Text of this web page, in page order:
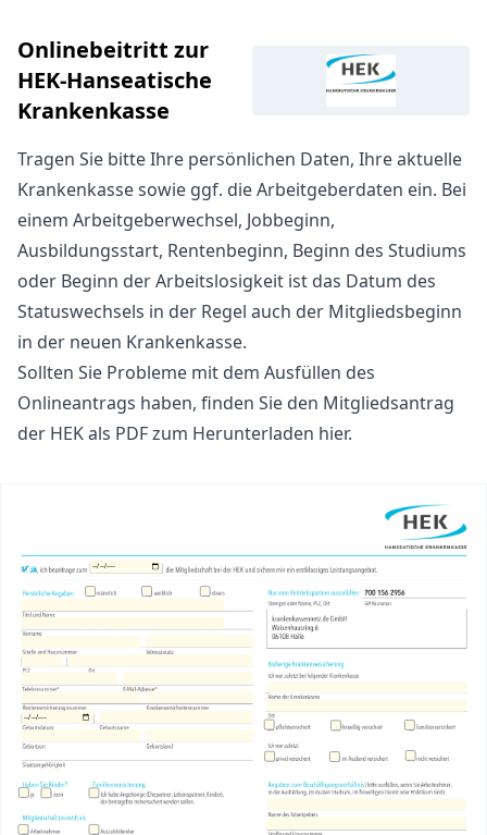
Onlinebeitritt zur
HEK-Hanseatische
Krankenkasse
Tragen Sie bitte Ihre persönlichen Daten, Ihre aktuelle
Krankenkasse sowie ggf. die Arbeitgeberdaten ein. Bei
einem Arbeitgeberwechsel, Jobbeginn,
Ausbildungsstart, Rentenbeginn, Beginn des Studiums
oder Beginn der Arbeitslosigkeit ist das Datum des
Statuswechsels in der Regel auch der Mitgliedsbeginn
in der neuen Krankenkasse.
Sollten Sie Probleme mit dem Ausfüllen des
Onlineantrags haben, finden Sie den Mitgliedsantrag
der HEK als PDF zum Herunterladen hier.